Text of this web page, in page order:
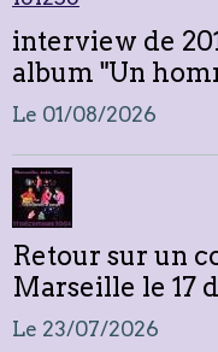
interview de
album "Un
Le 01/08/2026
Retour sur un
Marseille le 17
Le 23/07/2026